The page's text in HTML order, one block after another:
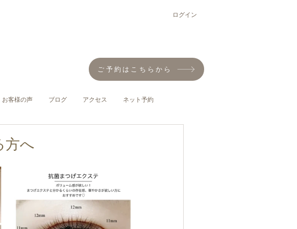
ログイン
ご予約はこちらから
お客様の声 ブログ アクセス ネット予約
方へ